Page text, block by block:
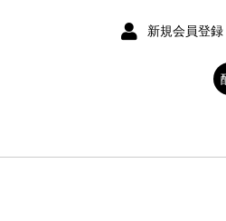
新規会員登録